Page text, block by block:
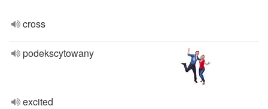
cross
podekscytowany
excited